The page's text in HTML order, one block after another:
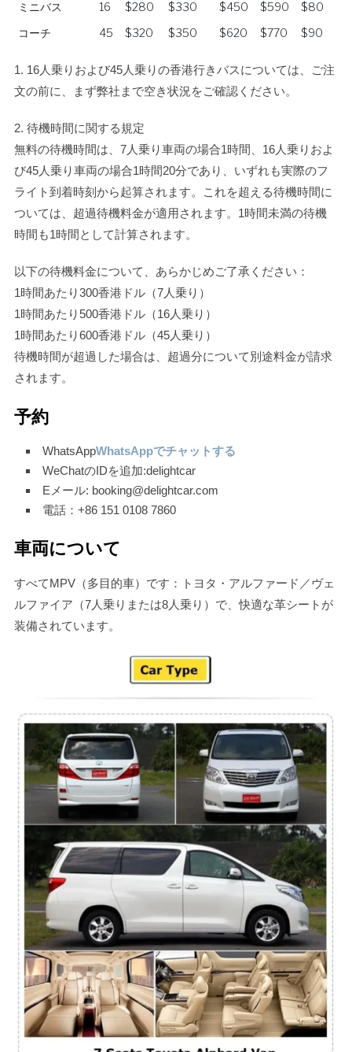
ミニバス 16 $280 $330 $450 $590
$80
コーチ
45 $320 $350 $620 $770 $90
1. 16人乗りおよび45人乗りの香港行きバスについては、ご注
文の前に、まず弊社まで空き状況をご確認ください。
2. 待機時間に関する規定
無料の待機時間は、7人乗り車両の場合1時間、16人乗りおよ
び45人乗り車両の場合1時間20分であり、いずれも実際のフ
ライト到着時刻から起算されます。これを超える待機時間に
ついては、超過待機料金が適用されます。1時間未満の待機
時間も1時間として計算されます。
以下の待機料金について、あらかじめご了承ください：
1時間あたり300香港ドル（7人乗り）
1時間あたり500香港ドル（16人乗り）
1時間あたり600香港ドル（45人乗り）
待機時間が超過した場合は、超過分について別途料金が請求
されます。
予約
WhatsAppWhatsAppでチャットする
WeChatのIDを追加:delightcar
Eメール: booking@delightcar.com
電話：+86 151 0108 7860
車両について
すべてMPV（多目的車）です：トヨタ・アルファード／ヴェ
ルファイア（7人乗りまたは8人乗り）で、快適な革シートが
装備されています。